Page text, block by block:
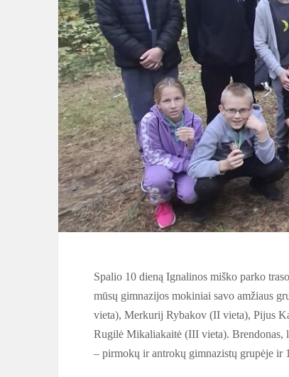
Spalio 10 dieną Ignalinos miško parko
mūsų gimnazijos mokiniai savo amžiaus
vieta), Merkurij Rybakov (II vieta), Pijus
Rugilė Mikaliakaitė (III vieta). Brendonas,
– pirmokų ir antrokų gimnazistų grupėje ir